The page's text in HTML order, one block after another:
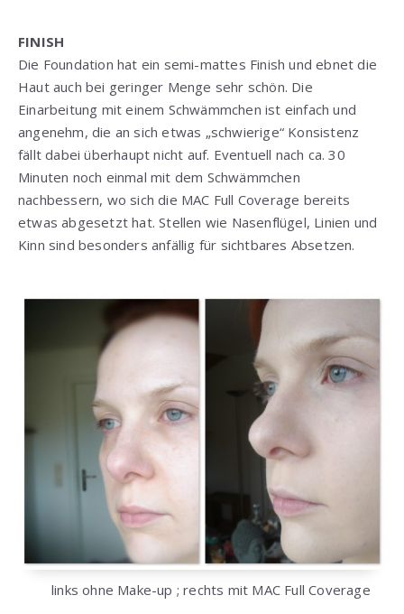
FINISH
Die Foundation hat ein semi-mattes Finish und ebnet die
Haut auch bei geringer Menge sehr schön. Die
Einarbeitung mit einem Schwämmchen ist einfach und
angenehm, die an sich etwas „schwierige“ Konsistenz
fällt dabei überhaupt nicht auf. Eventuell nach ca. 30
Minuten noch einmal mit dem Schwämmchen
nachbessern, wo sich die MAC Full Coverage bereits
etwas abgesetzt hat. Stellen wie Nasenflügel, Linien und
Kinn sind besonders anfällig für sichtbares Absetzen.
links ohne Make-up ; rechts mit MAC Full Coverage